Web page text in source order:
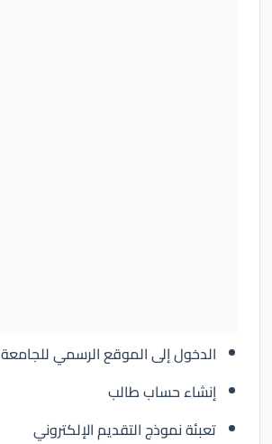
الدخول إلى الموقع الرسمي للجامعة
إنشاء حساب طالب
تعبئة نموذج التقديم الإلكتروني